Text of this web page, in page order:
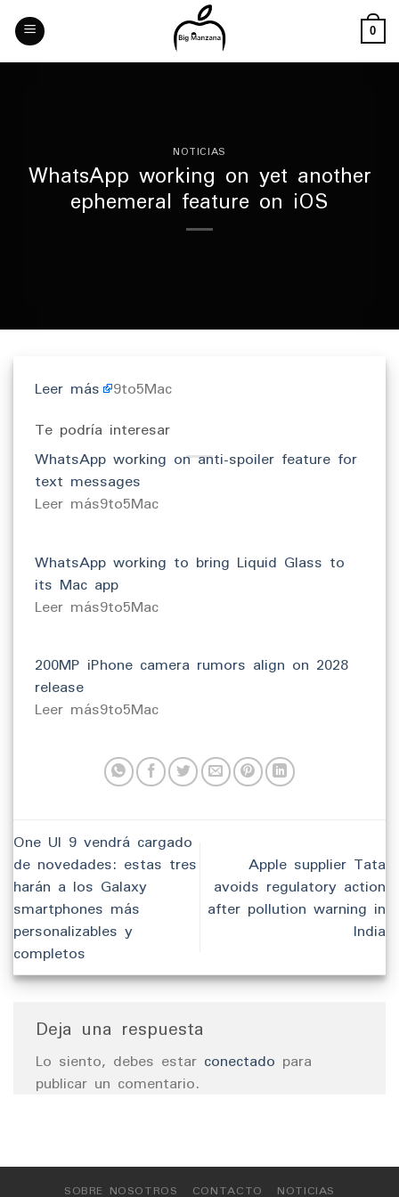
Skip
content
0
NOTICIAS
WhatsApp working on yet another
ephemeral feature on iOS
Leer más 9to5Mac
Te podría interesar
WhatsApp working on anti-spoiler feature for
text messages
​Leer más9to5Mac
WhatsApp working to bring Liquid Glass to
its Mac app
​Leer más9to5Mac
200MP iPhone camera rumors align on 2028
release
​Leer más9to5Mac
One UI 9 vendrá cargado
de novedades: estas tres
harán a los Galaxy
smartphones más
personalizables y
completos
Apple supplier Tata
avoids regulatory action
after pollution warning in
India
Deja una respuesta
Lo siento, debes estar conectado para
publicar un comentario.
SOBRE NOSOTROS CONTACTO NOTICIAS